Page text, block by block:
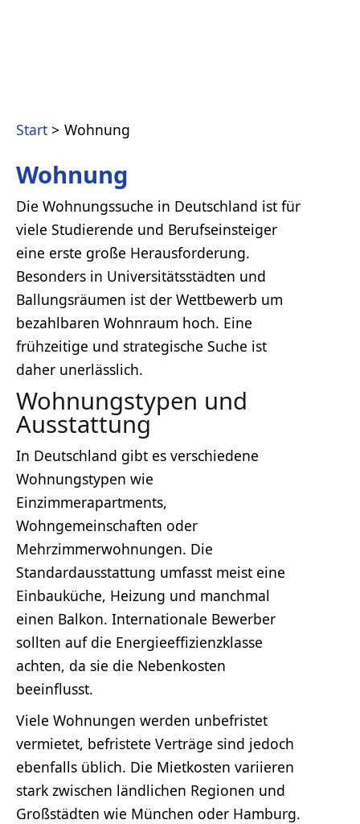
Start Wohnung
Wohnung
Die Wohnungssuche in Deutschland ist für
viele Studierende und Berufseinsteiger
eine erste große Herausforderung.
Besonders in Universitätsstädten und
Ballungsräumen ist der Wettbewerb um
bezahlbaren Wohnraum hoch. Eine
frühzeitige und strategische Suche ist
daher unerlässlich.
Wohnungstypen und
Ausstattung
In Deutschland gibt es verschiedene
Wohnungstypen wie
Einzimmerapartments,
Wohngemeinschaften oder
Mehrzimmerwohnungen. Die
Standardausstattung umfasst meist eine
Einbauküche, Heizung und manchmal
einen Balkon. Internationale Bewerber
sollten auf die Energieeffizienzklasse
achten, da sie die Nebenkosten
beeinflusst.
Viele Wohnungen werden unbefristet
vermietet, befristete Verträge sind jedoch
ebenfalls üblich. Die Mietkosten variieren
stark zwischen ländlichen Regionen und
Großstädten wie München oder Hamburg.